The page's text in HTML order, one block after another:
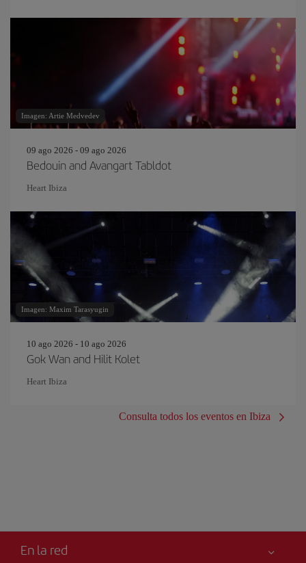
Imagen: Artie Medvedev
09 ago 2026 - 09 ago 2026
Bedouin and Avangart Tabldot
Heart Ibiza
Imagen: Maxim Tarasyugin
10 ago 2026 - 10 ago 2026
Gok Wan and Hilit Kolet
Heart Ibiza
Consulta todos los eventos en Ibiza
En la red